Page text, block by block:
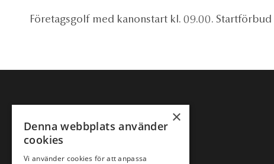
Företagsgolf med kanonstart kl. 09.00.
×
Denna webbplats använder
cookies
Vi använder cookies för att anpassa